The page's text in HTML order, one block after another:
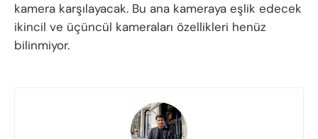
kamera karşılayacak. Bu ana kameraya eşlik edecek
ikincil ve üçüncül kameraları özellikleri henüz
bilinmiyor.